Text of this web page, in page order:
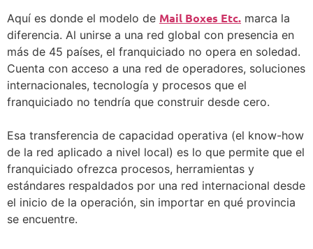
Aquí es donde el modelo de Mail Boxes Etc. marca la
diferencia. Al unirse a una red global con presencia en
más de 45 países, el franquiciado no opera en soledad.
Cuenta con acceso a una red de operadores, soluciones
internacionales, tecnología y procesos que el
franquiciado no tendría que construir desde cero.
Esa transferencia de capacidad operativa (el know-how
de la red aplicado a nivel local) es lo que permite que el
franquiciado ofrezca procesos, herramientas y
estándares respaldados por una red internacional desde
el inicio de la operación, sin importar en qué provincia
se encuentre.